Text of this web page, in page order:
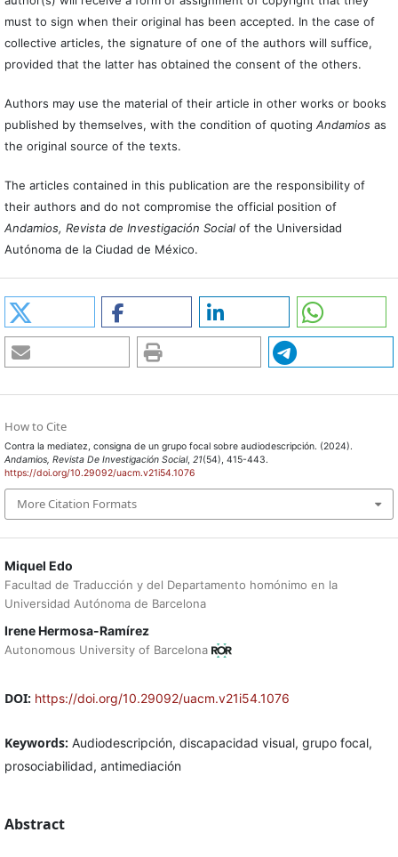
Miquel Edo
Facultad de Traducción y del Departamento homónimo en la
Universidad Autónoma de Barcelona
Irene Hermosa-Ramírez
Autonomous University of Barcelona
DOI: https://doi.org/10.29092/uacm.v21i54.1076
Keywords: Audiodescripción, discapacidad visual, grupo focal,
prosociabilidad, antimediación
Abstract
must to sign when their original has been accepted. In the case of
collective articles, the signature of one of the authors will suffice,
provided that the latter has obtained the consent of the others.
Authors may use the material of their article in other works or books
published by themselves, with the condition of quoting Andamiosas
the original source of the texts.
The articles contained in this publication are the responsibility of
their authors and do not compromise the official position of
Andamios, Revista de Investigación Social of the Universidad
Autónoma de la Ciudad de México.
How to Cite
Contra la mediatez, consigna de un grupo focal sobre audiodescripción. (2024).
Andamios, Revista De Investigación Social, 21(54), 415-443.
https://doi.org/10.29092/uacm.v21i54.1076
More Citation Formats